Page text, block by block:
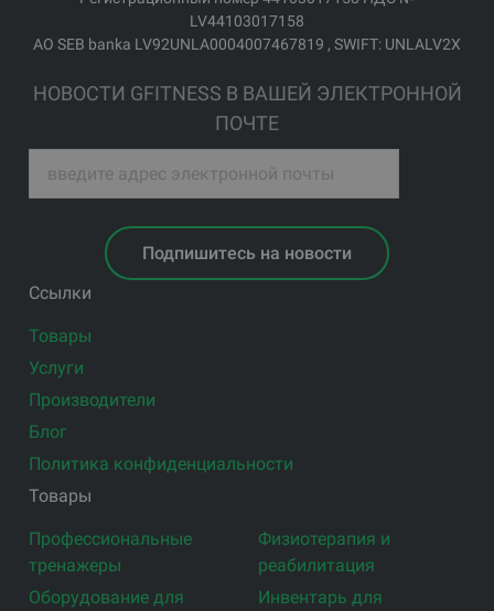
LV44103017158
АО SEB banka LV92UNLA0004007467819 , SWIFT: UNLALV2X
НОВОСТИ GFITNESS В ВАШЕЙ ЭЛЕКТРОННОЙ
ПОЧТЕ
Подпишитесь на новости
Ссылки
Товары
Услуги
Производители
Блог
Политика конфиденциальности
Товары
Профессиональные
тренажеры
Оборудование для
Физиотерапия и
реабилитация
Инвентарь для